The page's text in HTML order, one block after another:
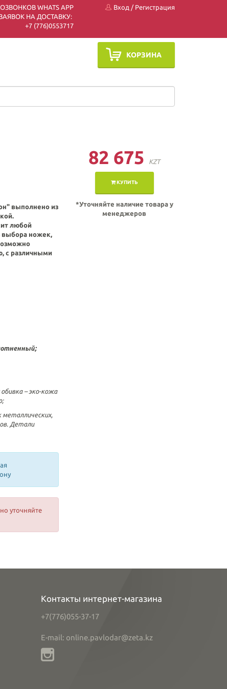
WHATS APP
НА ДОСТАВКУ:
+7 (776)0553717
Вход / Регистрация
КОРЗИНА
82 675 KZT
КУПИТЬ
*Уточняйте наличие товара у
менеджеров
выполнено из
любой
выбора ножек,
с различными
обивка – эко-кожа
Детали
уточняйте
Контакты интернет-магазина
+7(776)055-37-17
E-mail: online.pavlodar@zeta.kz